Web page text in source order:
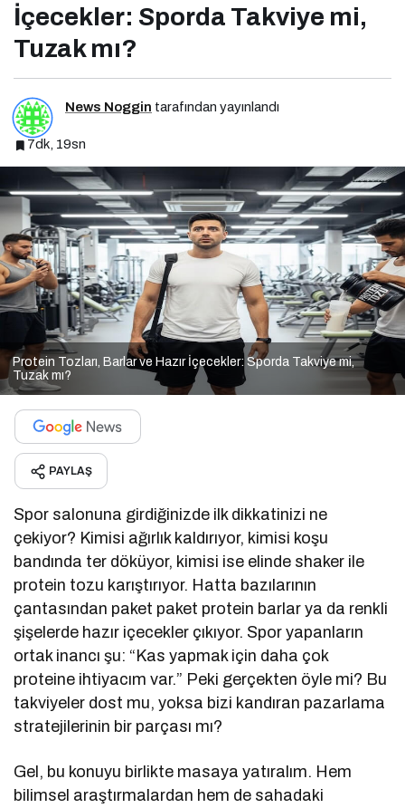
İçecekler: Sporda Takviye mi,
Tuzak mı?
News Noggin tarafından yayınlandı
7dk, 19sn
Protein Tozları, Barlar ve Hazır İçecekler: Sporda Takviye mi,
Tuzak mı?
PAYLAŞ
Spor salonuna girdiğinizde ilk dikkatinizi ne
çekiyor? Kimisi ağırlık kaldırıyor, kimisi koşu
bandında ter döküyor, kimisi ise elinde shaker ile
protein tozu karıştırıyor. Hatta bazılarının
çantasından paket paket protein barlar ya da renkli
şişelerde hazır içecekler çıkıyor. Spor yapanların
ortak inancı şu: “Kas yapmak için daha çok
proteine ihtiyacım var.” Peki gerçekten öyle mi? Bu
takviyeler dost mu, yoksa bizi kandıran pazarlama
stratejilerinin bir parçası mı?
Gel, bu konuyu birlikte masaya yatıralım. Hem
bilimsel araştırmalardan hem de sahadaki